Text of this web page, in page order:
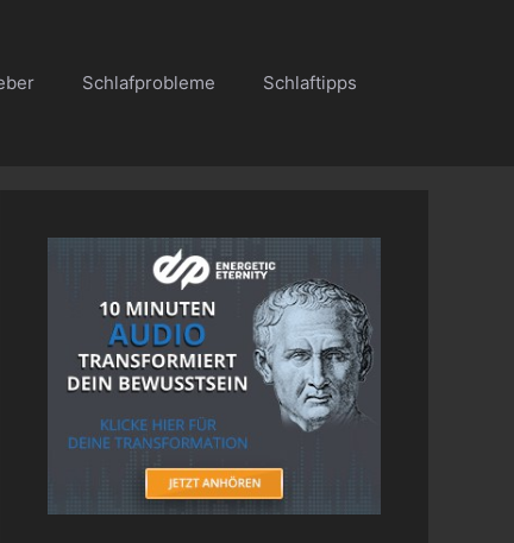
Schlafprobleme Schlaftipps